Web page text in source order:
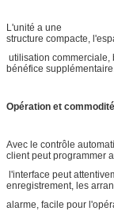
L'unité a une
structure compacte,
utilisation commerciale,
bénéfice
Opération et
Avec le contrôle
client peut programmer
l'interface peut
enregistrement, les
alarme, facile pour